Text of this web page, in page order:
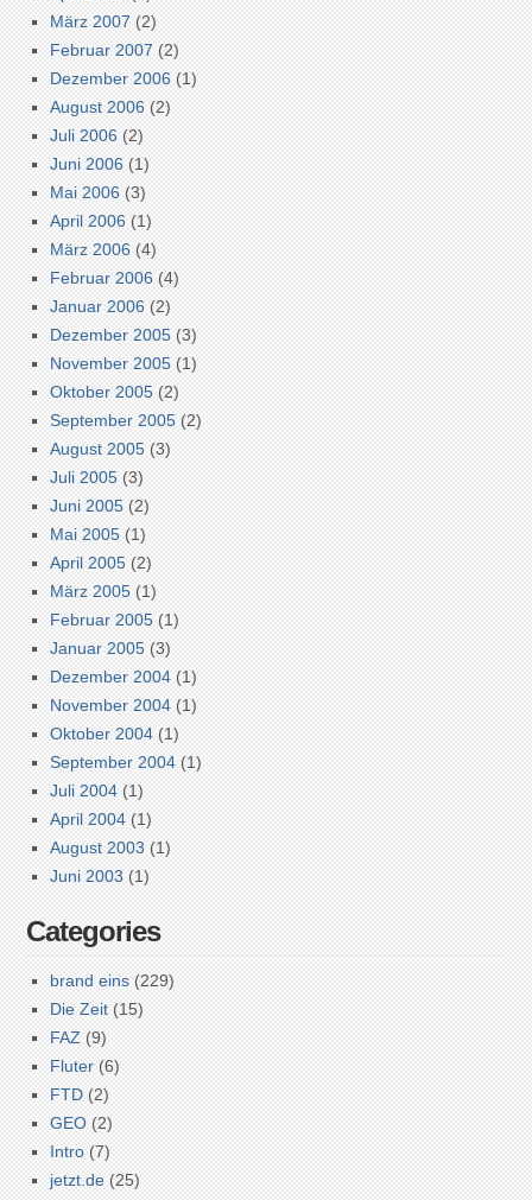
März 2007 (2)
Februar 2007 (2)
Dezember 2006 (1)
August 2006 (2)
Juli 2006 (2)
Juni 2006 (1)
Mai 2006 (3)
April 2006 (1)
März 2006 (4)
Februar 2006 (4)
Januar 2006 (2)
Dezember 2005 (3)
November 2005 (1)
Oktober 2005 (2)
September 2005 (2)
August 2005 (3)
Juli 2005 (3)
Juni 2005 (2)
Mai 2005 (1)
April 2005 (2)
März 2005 (1)
Februar 2005 (1)
Januar 2005 (3)
Dezember 2004 (1)
November 2004 (1)
Oktober 2004 (1)
September 2004 (1)
Juli 2004 (1)
April 2004 (1)
August 2003 (1)
Juni 2003 (1)
Categories
brand eins (229)
Die Zeit (15)
FAZ (9)
Fluter (6)
FTD (2)
GEO (2)
Intro (7)
jetzt.de (25)